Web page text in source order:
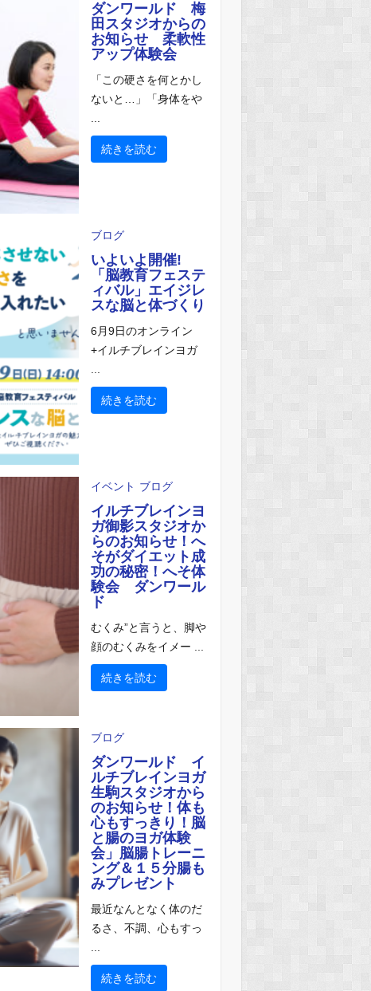
ダンワールド 梅
田スタジオからの
お知らせ 柔軟性
アップ体験会
「この硬さを何とかし
ないと…」「身体をや
...
続きを読む
ブログ
いよいよ開催!
「脳教育フェステ
ィバル」エイジレ
スな脳と体づくり
6月9日のオンライン
+イルチブレインヨガ
...
続きを読む
イベント ブログ
イルチブレインヨ
ガ御影スタジオか
らのお知らせ！へ
そがダイエット成
功の秘密！へそ体
験会 ダンワール
ド
むくみ”と言うと、脚や
顔のむくみをイメー ...
続きを読む
ブログ
ダンワールド イ
ルチブレインヨガ
生駒スタジオから
のお知らせ！体も
心もすっきり！脳
と腸のヨガ体験
会」脳腸トレーニ
ング＆１５分腸も
みプレゼント
最近なんとなく体のだ
るさ、不調、心もすっ
...
続きを読む